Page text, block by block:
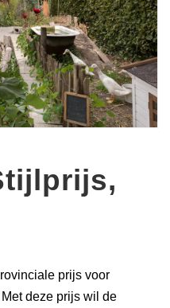
prijs voor
deze prijs wil de